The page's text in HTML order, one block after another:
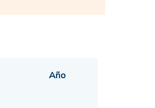
Año